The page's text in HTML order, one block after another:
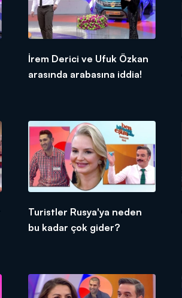
İrem Derici ve Ufuk Özkan
arasında arabasına iddia!
Turistler Rusya'ya neden
bu kadar çok gider?